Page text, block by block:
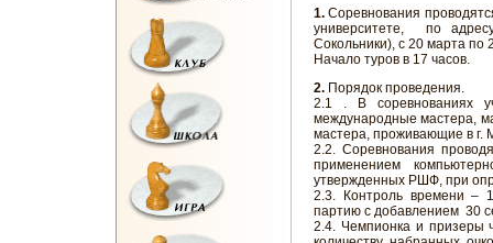
1. Соревнования
университете, по
Сокольники), с 20 марта по
Начало туров в 17 часов.
2. Порядок проведения.
2.1 . В соревнованиях
международные мастера,
мастера, проживающие в г.
2.2. Соревнования
применением
утвержденных РШФ, при
2.3. Контроль времени –
партию с добавлением 30
2.4. Чемпионка и призеры